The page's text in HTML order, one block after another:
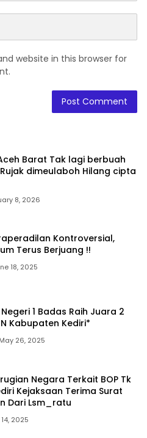
website in this browser for
Barat Tak lagi berbuah
dimeulaboh Hilang cipta
8, 2026
Kontroversial,
Terus Berjuang !!
18, 2025
Negeri 1 Badas Raih Juara 2
Kabupaten Kediri*
May 26, 2025
Negara Terkait BOP Tk
Kejaksaan Terima Surat
Dari Lsm_ratu
2025